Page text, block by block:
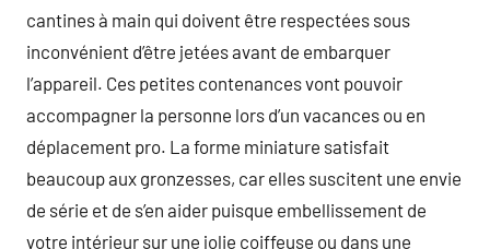
cantines à main qui doivent être respectées sous
inconvénient d’être jetées avant de embarquer
l’appareil. Ces petites contenances vont pouvoir
accompagner la personne lors d’un vacances ou en
déplacement pro. La forme miniature satisfait
beaucoup aux gronzesses, car elles suscitent une envie
de série et de s’en aider puisque embellissement de
votre intérieur sur une jolie coiffeuse ou dans une